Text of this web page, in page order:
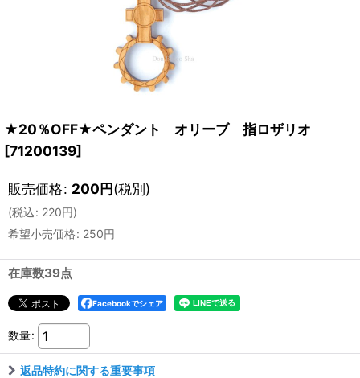
★20％OFF★ペンダント オリーブ 指ロザリオ
[71200139]
販売価格: 200円(税別)
(税込: 220円)
希望小売価格: 250円
在庫数39点
Facebookでシェア
数量:
返品特約に関する重要事項